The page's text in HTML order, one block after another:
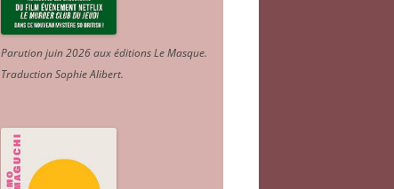
Parution juin 2026 aux éditions Le Masque.
Traduction Sophie Alibert.